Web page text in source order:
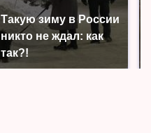
Такую зиму в России
никто не ждал: как
так?!